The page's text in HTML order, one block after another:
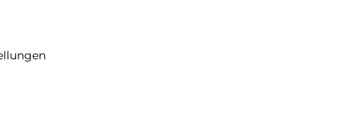
Flüssigwürze hefefrei.